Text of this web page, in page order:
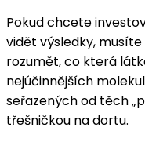
Pokud chcete
vidět výsledky,
rozumět, co která
nejúčinnějších
seřazených od těch
třešničkou na dortu.